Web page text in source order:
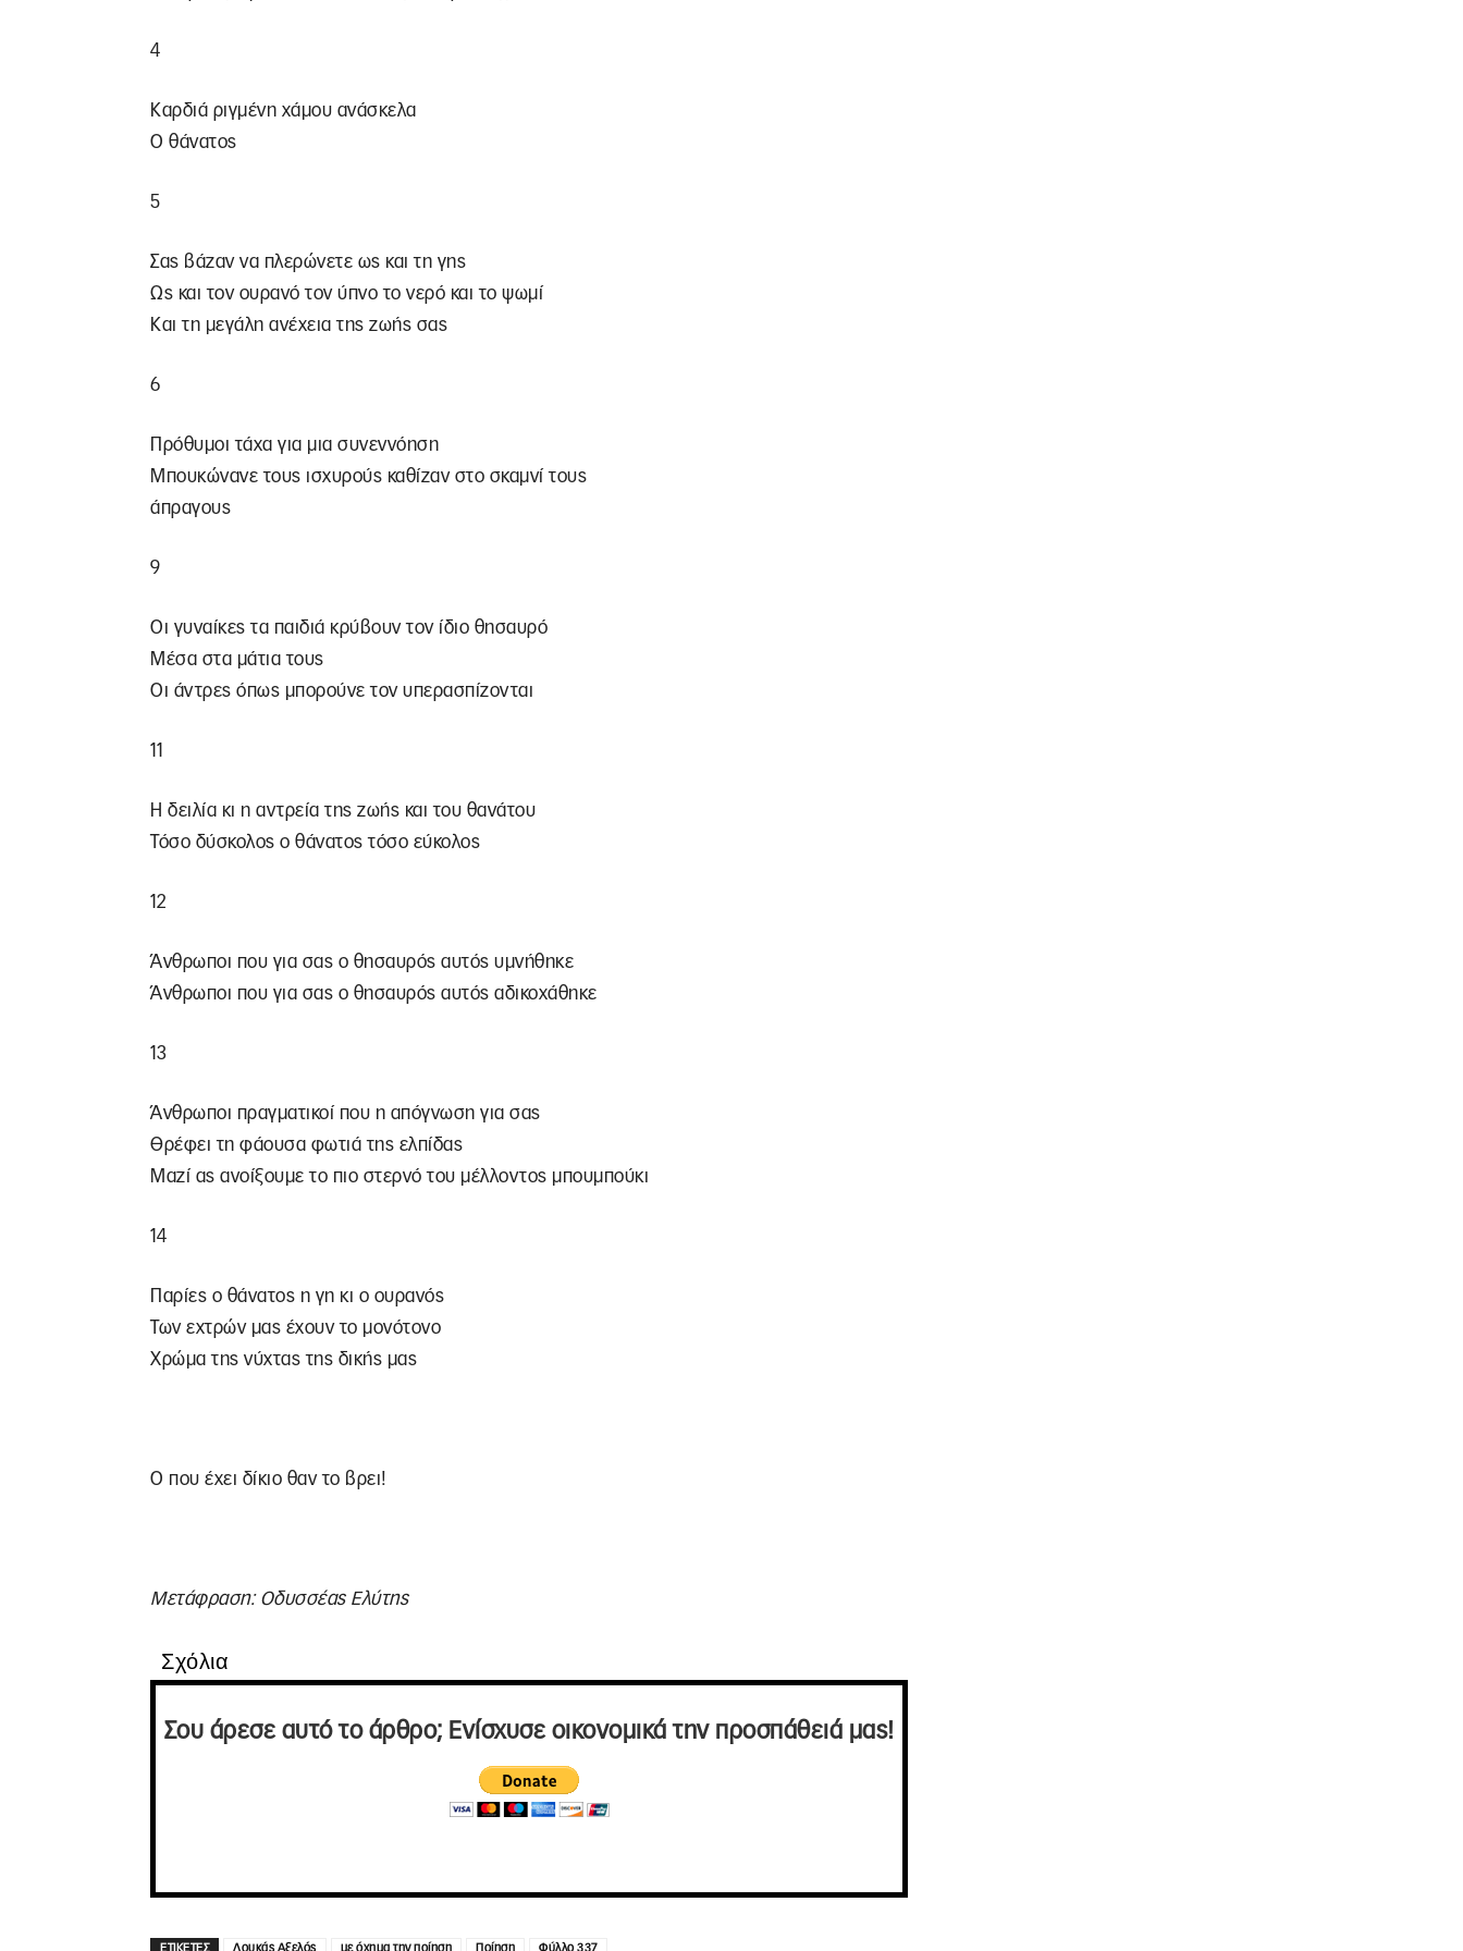
4
Καρδιά ριγμένη χάμου ανάσκελα
Ο θάνατος
5
Σας βάζαν να πλερώνετε ως και τη γης
Ως και τον ουρανό τον ύπνο το νερό και το ψωμί
Και τη μεγάλη ανέχεια της ζωής σας
6
Πρόθυμοι τάχα για μια συνεννόηση
Μπουκώνανε τους ισχυρούς καθίζαν στο σκαμνί τους
άπραγους
9
Οι γυναίκες τα παιδιά κρύβουν τον ίδιο θησαυρό
Μέσα στα μάτια τους
Οι άντρες όπως μπορούνε τον υπερασπίζονται
11
Η δειλία κι η αντρεία της ζωής και του θανάτου
Τόσο δύσκολος ο θάνατος τόσο εύκολος
12
Άνθρωποι που για σας ο θησαυρός αυτός υμνήθηκε
Άνθρωποι που για σας ο θησαυρός αυτός αδικοχάθηκε
13
Άνθρωποι πραγματικοί που η απόγνωση για σας
Θρέφει τη φάουσα φωτιά της ελπίδας
Μαζί ας ανοίξουμε το πιο στερνό του μέλλοντος μπουμπούκι
14
Παρίες ο θάνατος η γη κι ο ουρανός
Των εχτρών μας έχουν το μονότονο
Χρώμα της νύχτας της δικής μας
Ο που έχει δίκιο θαν το βρει!
Μετάφραση: Οδυσσέας Ελύτης
Σχόλια
Σου άρεσε αυτό το άρθρο; Ενίσχυσε οικονομικά την προσπάθειά μας!
ΕΤΙΚΕΤΕΣ Λουκάς Αξελός με όχημα την ποίηση Ποίηση Φύλλο 337